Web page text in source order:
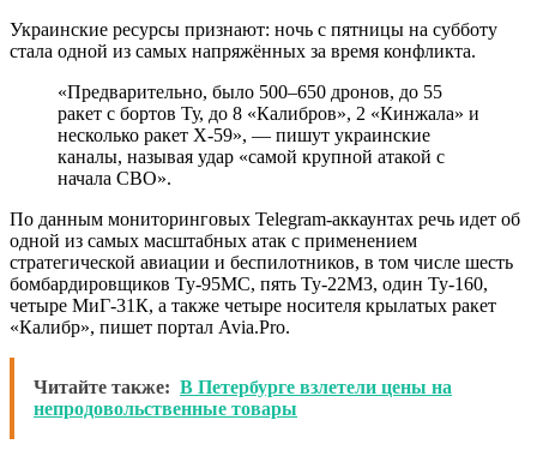
Украинские ресурсы признают: ночь с пятницы на субботу
стала одной из самых напряжённых за время конфликта.
«Предварительно, было 500–650 дронов, до 55
ракет с бортов Ту, до 8 «Калибров», 2 «Кинжала» и
несколько ракет Х-59», — пишут украинские
каналы, называя удар «самой крупной атакой с
начала СВО».
По данным мониторинговых Telegram-аккаунтах речь идет об
одной из самых масштабных атак с применением
стратегической авиации и беспилотников, в том числе шесть
бомбардировщиков Ту-95МС, пять Ту-22М3, один Ту-160,
четыре МиГ-31К, а также четыре носителя крылатых ракет
«Калибр», пишет портал Avia.Pro.
Читайте также: В Петербурге взлетели цены на
непродовольственные товары